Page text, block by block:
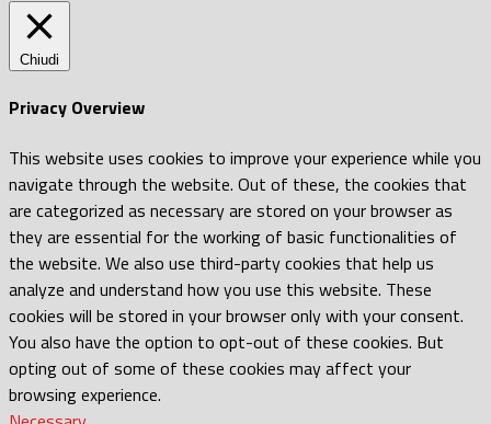
Chiudi
Privacy Overview
This website uses cookies to improve your experience while you
navigate through the website. Out of these, the cookies that
are categorized as necessary are stored on your browser as
they are essential for the working of basic functionalities of
the website. We also use third-party cookies that help us
analyze and understand how you use this website. These
cookies will be stored in your browser only with your consent.
You also have the option to opt-out of these cookies. But
opting out of some of these cookies may affect your
browsing experience.